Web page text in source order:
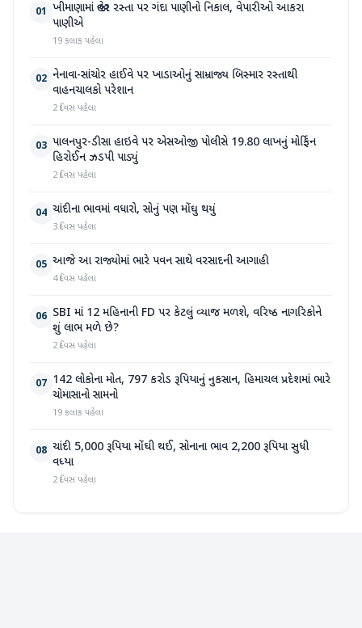
01 ખીમાણામાં જાહેર રસ્તા પર ગંદા પાણીનો નિકાલ, વેપારીઓ આકરા
પાણીએ
19 કલાક પહેલા
02 નેનાવા-સાંચોર હાઈવે પર ખાડાઓનું સામ્રાજ્ય બિસ્માર રસ્તાથી
વાહનચાલકો પરેશાન
2 દિવસ પહેલા
03 પાલનપુર-ડીસા હાઇવે પર એસઓજી પોલીસે 19.80 લાખનું મોર્ફિન
હિરોઈન ઝડપી પાડ્યું
2 દિવસ પહેલા
04 ચાંદીના ભાવમાં વધારો, સોનું પણ મોંઘુ થયું
3 દિવસ પહેલા
05 આજે આ રાજ્યોમાં ભારે પવન સાથે વરસાદની આગાહી
4 દિવસ પહેલા
06 SBI માં 12 મહિનાની FD પર કેટલું વ્યાજ મળશે, વરિષ્ઠ નાગરિકોને
શું લાભ મળે છે?
2 દિવસ પહેલા
07 142 લોકોના મોત, 797 કરોડ રૂપિયાનું નુકસાન, હિમાચલ પ્રદેશમાં ભારે
ચોમાસાનો સામનો
19 કલાક પહેલા
08 ચાંદી 5,000 રૂપિયા મોંઘી થઈ, સોનાના ભાવ 2,200 રૂપિયા સુધી
વધ્યા
2 દિવસ પહેલા